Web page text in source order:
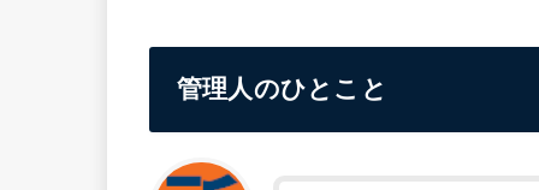
管理人のひとこと